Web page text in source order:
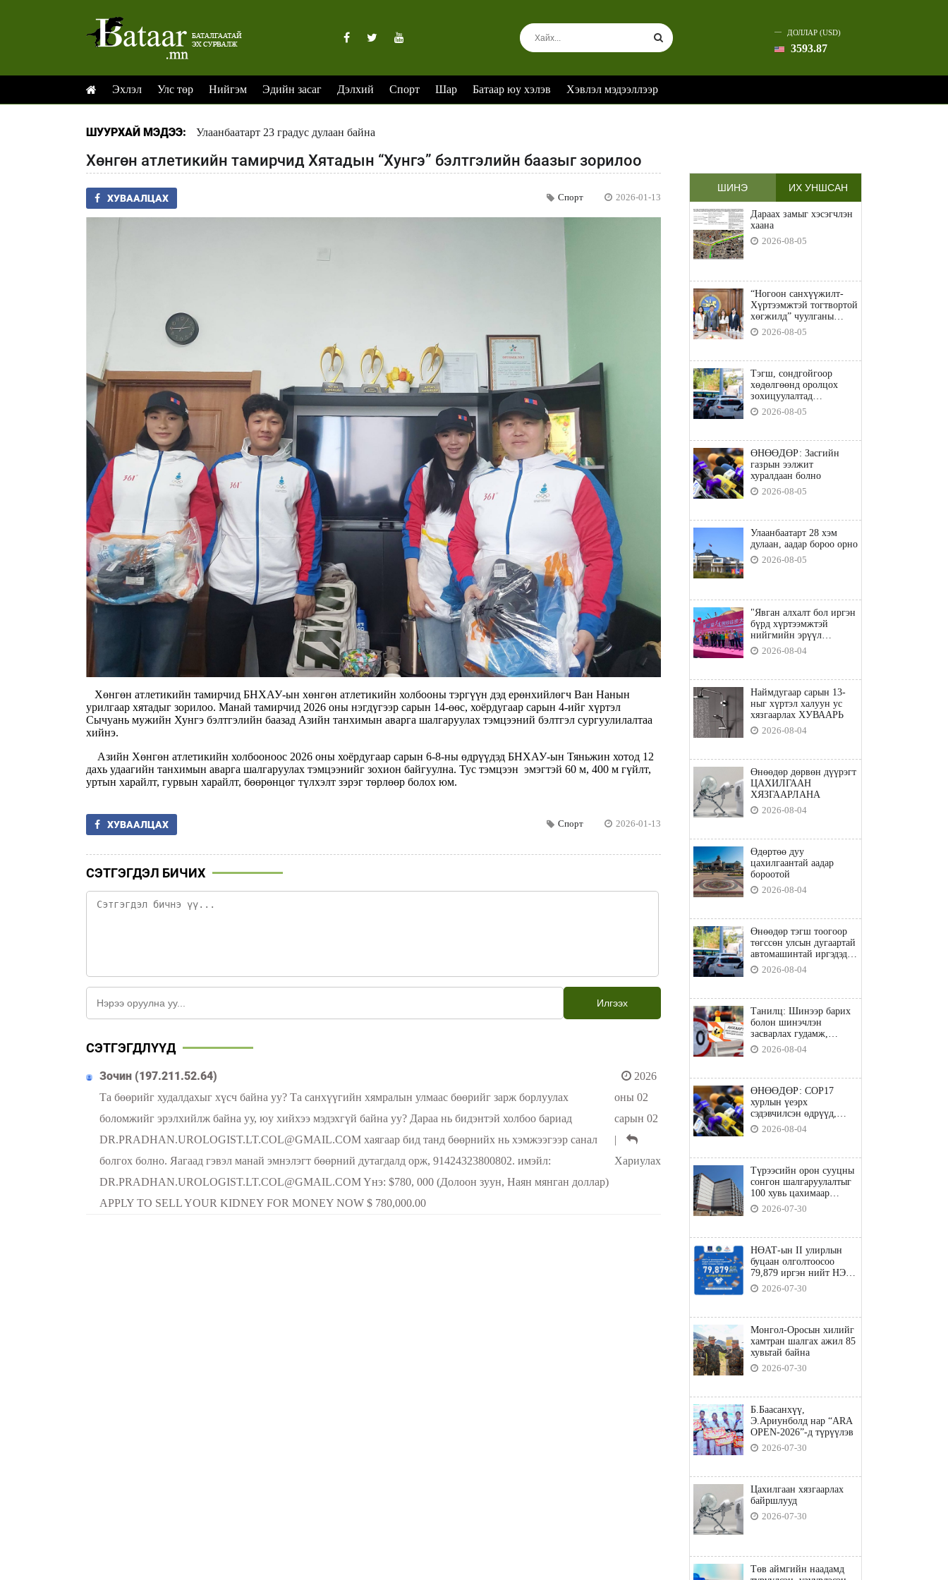
ДОЛЛАР (USD)
3593.87
Эхлэл Улс төр Нийгэм Эдийн засаг Дэлхий Спорт Шар Батаар юу хэлэв Хэвлэл мэдээллээр
ШУУРХАЙ МЭДЭЭ: Улаанбаатарт 23 градус дулаан байна
Хөнгөн атлетикийн тамирчид Хятадын “Хунгэ” бэлтгэлийн баазыг зорилоо
ХУВААЛЦАХ Спорт 2026-01-13
Хөнгөн атлетикийн тамирчид БНХАУ-ын хөнгөн атлетикийн холбооны тэргүүн дэд ерөнхийлөгч Ван Нанын
урилгаар хятадыг зорилоо. Манай тамирчид 2026 оны нэгдүгээр сарын 14-өөс, хоёрдугаар сарын 4-ийг хүртэл
Сычуань мужийн Хунгэ бэлтгэлийн баазад Азийн танхимын аварга шалгаруулах тэмцээний бэлтгэл сургуулилалтаа
хийнэ.
Азийн Хөнгөн атлетикийн холбооноос 2026 оны хоёрдугаар сарын 6-8-ны өдрүүдэд БНХАУ-ын Тяньжин хотод 12
дахь удаагийн танхимын аварга шалгаруулах тэмцээнийг зохион байгуулна. Тус тэмцээн эмэгтэй 60 м, 400 м гүйлт,
уртын харайлт, гурвын харайлт, бөөрөнцөг түлхэлт зэрэг төрлөөр болох юм.
ХУВААЛЦАХ Спорт 2026-01-13
СЭТГЭГДЭЛ БИЧИХ
Илгээх
СЭТГЭГДЛҮҮД
Зочин (197.211.52.64)
Та бөөрийг худалдахыг хүсч байна уу? Та санхүүгийн хямралын улмаас бөөрийг зарж борлуулах
боломжийг эрэлхийлж байна уу, юу хийхээ мэдэхгүй байна уу? Дараа нь бидэнтэй холбоо бариад
DR.PRADHAN.UROLOGIST.LT.COL@GMAIL.COM хаягаар бид танд бөөрнийх нь хэмжээгээр санал
болгох болно. Яагаад гэвэл манай эмнэлэгт бөөрний дутагдалд орж, 91424323800802. имэйл:
DR.PRADHAN.UROLOGIST.LT.COL@GMAIL.COM Yнэ: $780, 000 (Долоон зуун, Наян мянган доллар)
APPLY TO SELL YOUR KIDNEY FOR MONEY NOW $ 780,000.00
2026
оны 02
сарын 02
|
Хариулах
ШИНЭ ИХ УНШСАН
Дараах замыг хэсэгчлэн
хаана
2026-08-05
“Ногоон санхүүжилт-
Хүртээмжтэй тогтвортой
хөгжилд” чуулганы
бэлтгэл ажил, зорилго,
хүрэх үр дүнгийн талаар
2026-08-05
Тэгш, сондгойгоор
хөдөлгөөнд оролцох
зохицуулалтад
хамаарахгүй тээврийн
хэрэгслүүд
2026-08-05
ӨНӨӨДӨР: Засгийн
газрын ээлжит
хуралдаан болно
2026-08-05
Улаанбаатарт 28 хэм
дулаан, аадар бороо орно
2026-08-05
"Явган алхалт бол иргэн
бүрд хүртээмжтэй
нийгмийн эрүүл
мэндийн бодлого"
2026-08-04
Наймдугаар сарын 13-
ныг хүртэл халуун ус
хязгаарлах ХУВААРЬ
2026-08-04
Өнөөдөр дөрвөн дүүрэгт
ЦАХИЛГААН
ХЯЗГААРЛАНА
2026-08-04
Өдөртөө дуу
цахилгаантай аадар
бороотой
2026-08-04
Өнөөдөр тэгш тоогоор
төгссөн улсын дугаартай
автомашинтай иргэдэд
шатахуун олгоно
2026-08-04
Танилц: Шинээр барих
болон шинэчлэн
засварлах гудамж,
замууд
2026-08-04
ӨНӨӨДӨР: COP17
хурлын үеэрх
сэдэвчилсэн өдрүүд,
үзвэр үйлчилгээний
талаар мэдээлнэ
2026-08-04
Түрээсийн орон сууцны
сонгон шалгаруулалтыг
100 хувь цахимаар
явуулна
2026-07-30
НӨАТ-ын II улирлын
буцаан олголтоосоо
79,879 иргэн нийт НЭГ
ТЭРБУМ төгрөгийн
татвараа төлөв
2026-07-30
Монгол-Оросын хилийг
хамтран шалгах ажил 85
хувьтай байна
2026-07-30
Б.Баасанхүү,
Э.Ариунболд нар “ARA
OPEN-2026”-д түрүүлэв
2026-07-30
Цахилгаан хязгаарлах
байршлууд
2026-07-30
Төв аймгийн наадамд